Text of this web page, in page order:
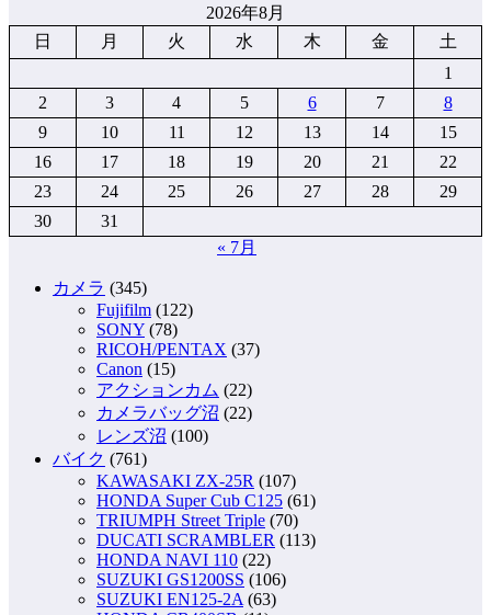
2026年8月
日
月 火 水 木 金
土
1
2
3 4 5 6 7
8
9
10 11 12 13 14
15
16
17 18 19 20 21
22
23
24 25 26 27 28
29
30
31
« 7月
カメラ (345)
Fujifilm (122)
SONY (78)
RICOH/PENTAX (37)
Canon (15)
アクションカム (22)
カメラバッグ沼 (22)
レンズ沼 (100)
バイク (761)
KAWASAKI ZX-25R (107)
HONDA Super Cub C125 (61)
TRIUMPH Street Triple (70)
DUCATI SCRAMBLER (113)
HONDA NAVI 110 (22)
SUZUKI GS1200SS (106)
SUZUKI EN125-2A (63)